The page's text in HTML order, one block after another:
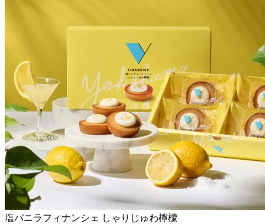
塩バニラフィナンシェ しゃりじゅわ檸檬